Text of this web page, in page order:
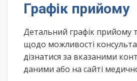
Графік прийому
Детальний графік прийому
щодо можливості
дізнатися за вказаними
даними або на сайті